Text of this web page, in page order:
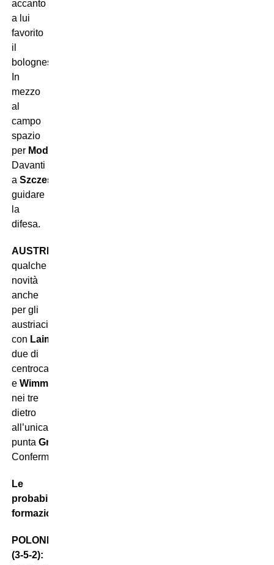
accanto
a lui
favorito
il
bolognese
In
mezzo
al
campo
spazio
per Moder
Davanti
a Szczesny
guidare
la
difesa.
AUSTRIA
qualche
novità
anche
per gli
austriaci,
con Laimer
due di
centrocampo
e Wimmer
nei tre
dietro
all’unica
punta Gregoritsch
Confermatissimi
Le
probabili
formazioni
POLONIA
(3-5-2):